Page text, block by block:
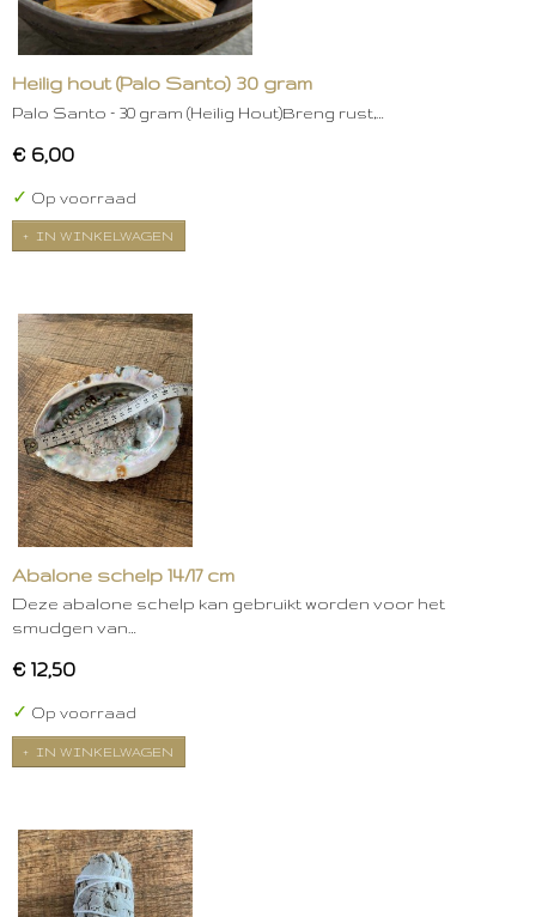
Heilig hout (Palo Santo) 30 gram
Palo Santo – 30 gram (Heilig Hout)Breng rust,…
€ 6,00
✓ Op voorraad
IN WINKELWAGEN
Abalone schelp 14/17 cm
Deze abalone schelp kan gebruikt worden voor het
smudgen van…
€ 12,50
✓ Op voorraad
IN WINKELWAGEN